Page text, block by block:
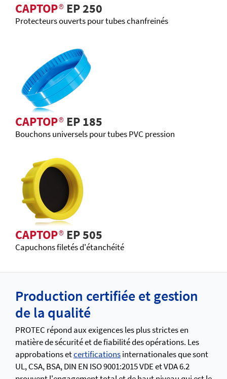
CAPTOP®EP 250
Protecteurs ouverts pour tubes chanfreinés
CAPTOP®EP 185
Bouchons universels pour tubes PVC pression
CAPTOP®EP 505
Capuchons filetés d'étanchéité
Production certifiée et gestion
de la qualité
PROTEC répond aux exigences les plus strictes en
matière de sécurité et de fiabilité des opérations. Les
approbations etcertificationsinternationales que sont
UL, CSA, BSA, DIN EN ISO 9001:2015 VDE et VDA 6.2